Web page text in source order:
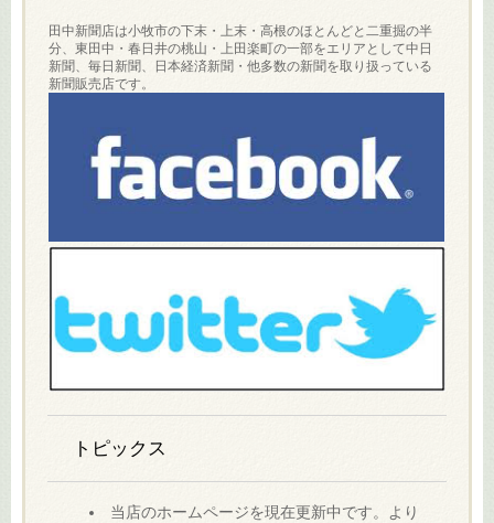
田中新聞店は小牧市の下末・上末・高根のほとんどと二重掘の半
分、東田中・春日井の桃山・上田楽町の一部をエリアとして中日
新聞、毎日新聞、日本経済新聞・他多数の新聞を取り扱っている
新聞販売店です。
トピックス
当店のホームページを現在更新中です。より